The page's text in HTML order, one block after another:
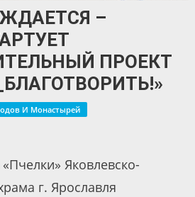
–
ПРОЕКТ
И Монастырей
Яковлевско-
г. Ярославля